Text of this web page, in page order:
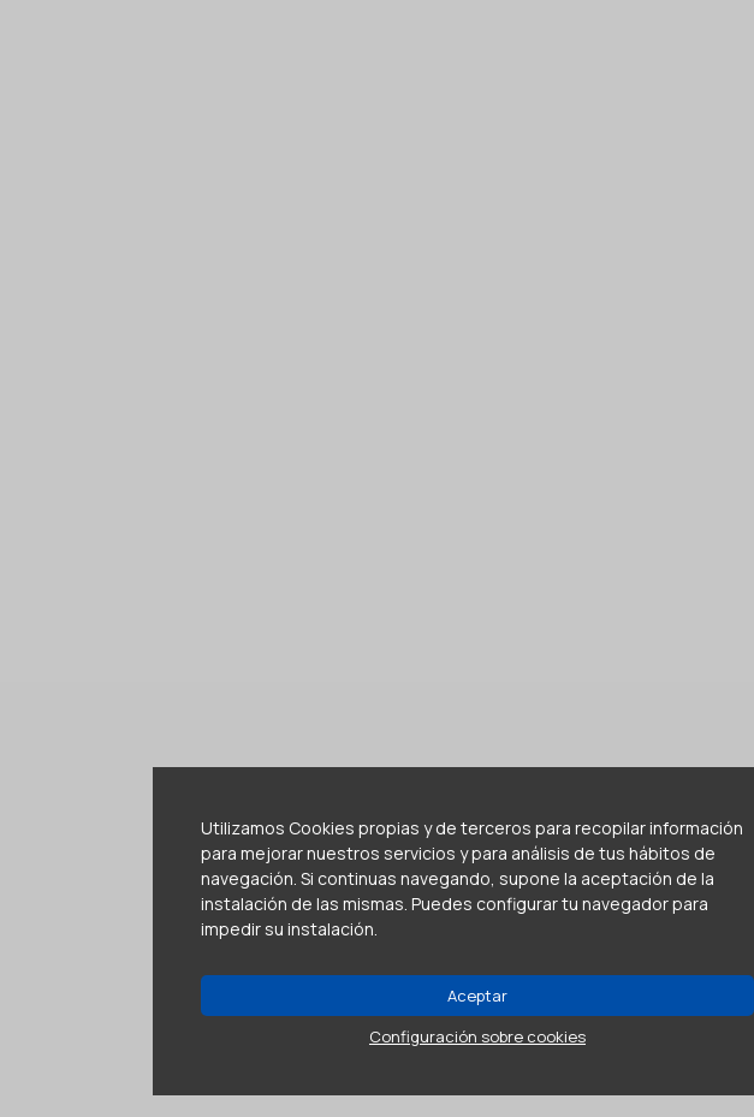
Utilizamos Cookies propias y de terceros para recopilar información
para mejorar nuestros servicios y para análisis de tus hábitos de
navegación. Si continuas navegando, supone la aceptación de la
instalación de las mismas. Puedes configurar tu navegador para
impedir su instalación.
Aceptar
Configuración sobre cookies